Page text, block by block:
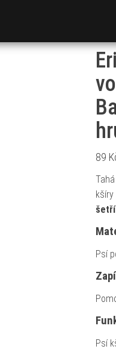
89
šetří
Psí
Psí